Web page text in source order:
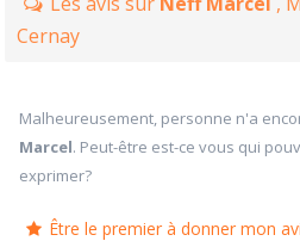
Cernay
Malheureusement, personne n'a
Marcel. Peut-être est-ce vous qui
exprimer?
Être le premier à donner mon